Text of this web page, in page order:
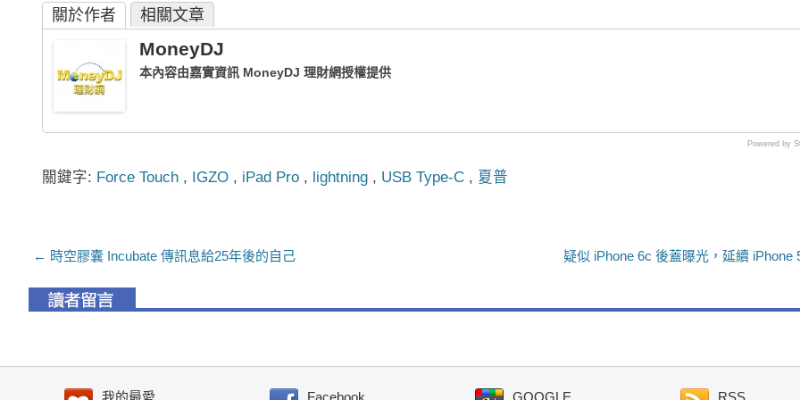
關於作者 相關文章
MoneyDJ
本內容由嘉實資訊 MoneyDJ 理財網授權提供
Powered by
關鍵字: Force Touch , IGZO , iPad Pro , lightning , USB Type-C , 夏普
文章導航列
← 時空膠囊 Incubate 傳訊息給25年後的自己 疑似 iPhone 6c 後蓋曝光，延續 iPhone